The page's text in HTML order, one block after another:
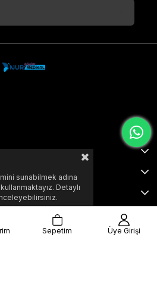
sunabilmek adına
Detaylı
Sepetim Üye Girişi